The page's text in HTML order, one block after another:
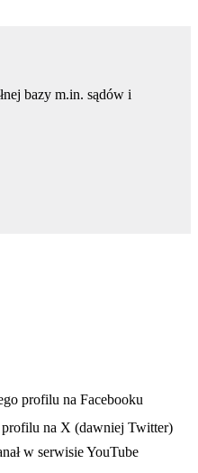
bazy m.in. sądów i
karcie
profilu na Facebooku
profilu na X (dawniej Twitter)
karcie
w serwisie YouTube